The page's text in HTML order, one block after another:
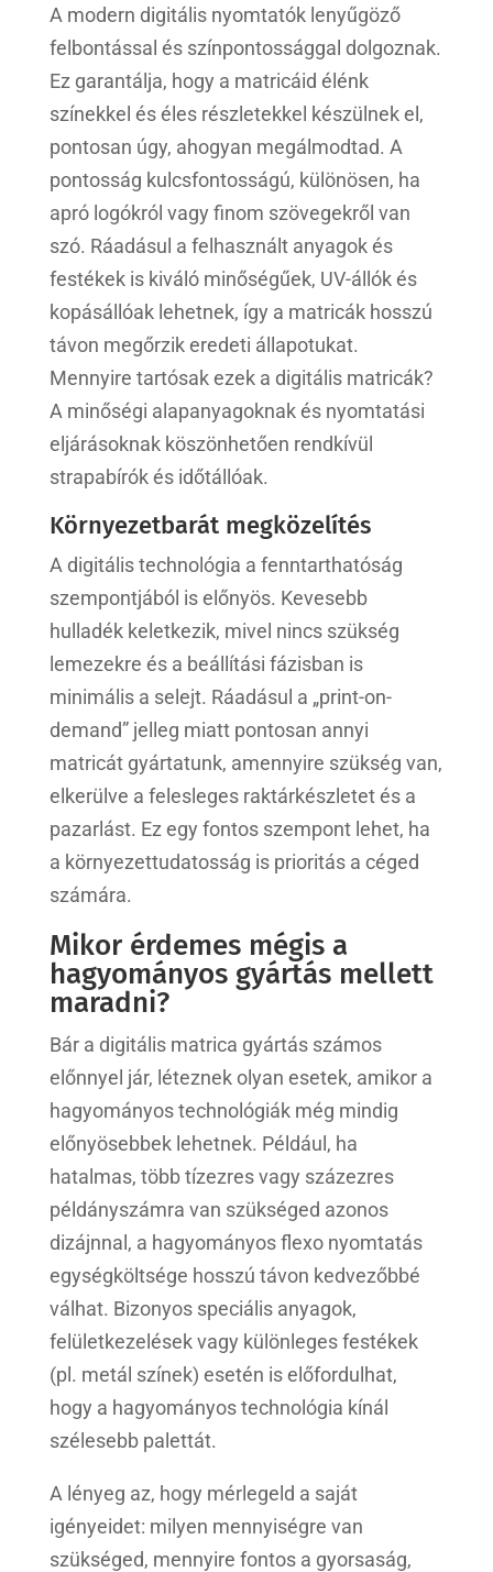
A modern digitális nyomtatók lenyűgöző
felbontással és színpontossággal dolgoznak.
Ez garantálja, hogy a matricáid élénk
színekkel és éles részletekkel készülnek el,
pontosan úgy, ahogyan megálmodtad. A
pontosság kulcsfontosságú, különösen, ha
apró logókról vagy finom szövegekről van
szó. Ráadásul a felhasznált anyagok és
festékek is kiváló minőségűek, UV-állók és
kopásállóak lehetnek, így a matricák hosszú
távon megőrzik eredeti állapotukat.
Mennyire tartósak ezek a digitális matricák?
A minőségi alapanyagoknak és nyomtatási
eljárásoknak köszönhetően rendkívül
strapabírók és időtállóak.
Környezetbarát megközelítés
A digitális technológia a fenntarthatóság
szempontjából is előnyös. Kevesebb
hulladék keletkezik, mivel nincs szükség
lemezekre és a beállítási fázisban is
minimális a selejt. Ráadásul a „print-on-
demand” jelleg miatt pontosan annyi
matricát gyártatunk, amennyire szükség van,
elkerülve a felesleges raktárkészletet és a
pazarlást. Ez egy fontos szempont lehet, ha
a környezettudatosság is prioritás a céged
számára.
Mikor érdemes mégis a
hagyományos gyártás mellett
maradni?
Bár a digitális matrica gyártás számos
előnnyel jár, léteznek olyan esetek, amikor a
hagyományos technológiák még mindig
előnyösebbek lehetnek. Például, ha
hatalmas, több tízezres vagy százezres
példányszámra van szükséged azonos
dizájnnal, a hagyományos flexo nyomtatás
egységköltsége hosszú távon kedvezőbbé
válhat. Bizonyos speciális anyagok,
felületkezelések vagy különleges festékek
(pl. metál színek) esetén is előfordulhat,
hogy a hagyományos technológia kínál
szélesebb palettát.
A lényeg az, hogy mérlegeld a saját
igényeidet: milyen mennyiségre van
szükséged, mennyire fontos a gyorsaság,